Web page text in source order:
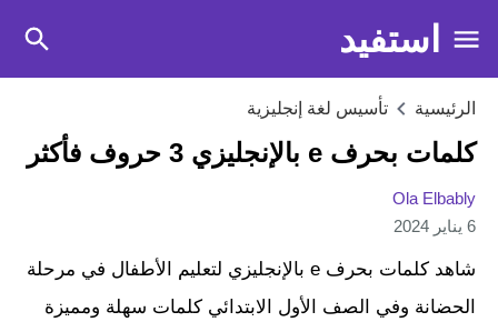
استفيد
الرئيسية تأسيس لغة إنجليزية
كلمات بحرف e بالإنجليزي 3 حروف فأكثر
Ola Elbably
6 يناير 2024
شاهد كلمات بحرف e بالإنجليزي لتعليم الأطفال في مرحلة
الحضانة وفي الصف الأول الابتدائي كلمات سهلة ومميزة